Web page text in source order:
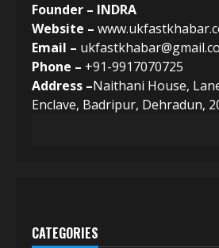
Founder – INDRA
Website –
Email –
Phone – +91-9917070725
Address –Naithani House,
Enclave, Badripur, Dehradun,
CATEGORIES